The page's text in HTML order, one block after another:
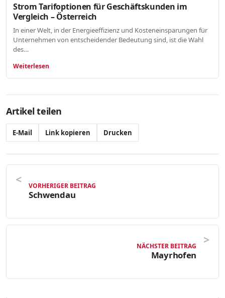
Strom Tarifoptionen für Geschäftskunden im
Vergleich – Österreich
In einer Welt, in der Energieeffizienz und Kosteneinsparungen für
Unternehmen von entscheidender Bedeutung sind, ist die Wahl
des…
Weiterlesen
Artikel teilen
E-Mail Link kopieren Drucken
VORHERIGER BEITRAG
Schwendau
NÄCHSTER BEITRAG
Mayrhofen